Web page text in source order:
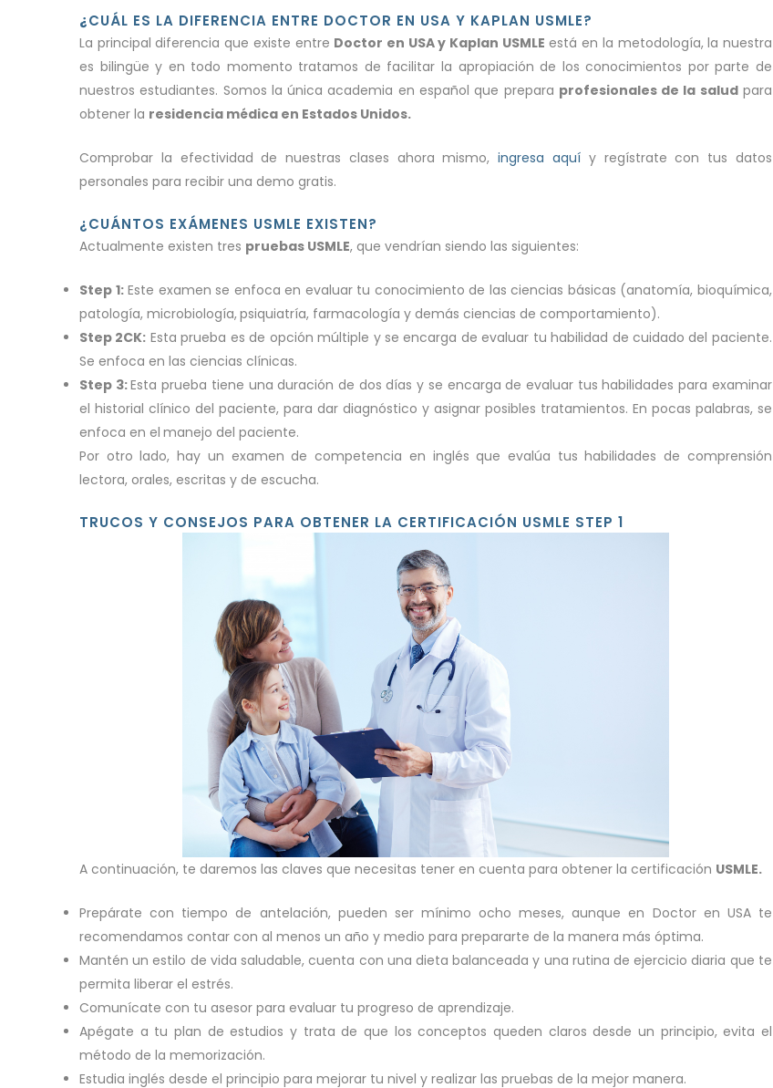
¿CUÁL ES LA DIFERENCIA ENTRE DOCTOR EN USA Y KAPLAN USMLE?
La principal diferencia que existe entre Doctor en USA y Kaplan USMLE está en la metodología, la nuestra
es bilingüe y en todo momento tratamos de facilitar la apropiación de los conocimientos por parte de
nuestros estudiantes. Somos la única academia en español que prepara profesionales de la saludpara
obtener la residencia médica en Estados Unidos.
Comprobar la efectividad de nuestras clases ahora mismo,ingresa aquí y regístrate con tus datos
personales para recibir una demo gratis.
¿CUÁNTOS EXÁMENES USMLE EXISTEN?
Actualmente existen tres pruebas USMLE, que vendrían siendo las siguientes:
Step 1:Este examen se enfoca en evaluar tu conocimiento de las ciencias básicas (anatomía, bioquímica,
patología, microbiología,psiquiatría, farmacología y demás ciencias de comportamiento).
Step 2CK: Esta prueba es de opción múltiple y se encarga de evaluar tu habilidad de cuidado del paciente.
Se enfoca en las ciencias clínicas.
Step 3:Esta prueba tiene una duración de dos días y se encarga de evaluar tus habilidades para examinar
el historial clínico del paciente, para dar diagnóstico y asignar posibles tratamientos. En pocas palabras, se
enfoca en el manejo del paciente.
Por otro lado, hay un examen de competencia en inglés que evalúa tus habilidades de comprensión
lectora, orales, escritas y de escucha.
TRUCOS Y CONSEJOS PARA OBTENER LA CERTIFICACIÓN USMLE STEP 1
A continuación, te daremos las claves que necesitas tener en cuenta para obtener la certificación USMLE.
Prepárate con tiempo de antelación, pueden ser mínimo ocho meses, aunque en Doctor en USA te
recomendamos contar con al menos un año y medio para prepararte de la manera más óptima.
Mantén un estilo de vida saludable, cuenta con una dieta balanceada y una rutina de ejercicio diaria que te
permita liberar el estrés.
Comunícate con tu asesor para evaluar tu progreso de aprendizaje.
Apégate a tu plan de estudios y trata de que los conceptos queden claros desde un principio, evita el
método de la memorización.
Estudia inglés desde el principio para mejorar tu nivel y realizar las pruebas de la mejor manera.